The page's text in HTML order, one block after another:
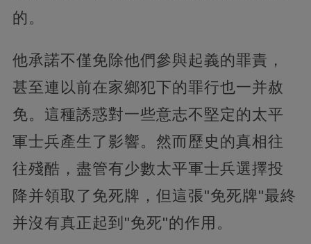
的。
他承諾不僅免除他們參與起義的罪責，
甚至連以前在家鄉犯下的罪行也一并赦
免。這種誘惑對一些意志不堅定的太平
軍士兵產生了影響。然而歷史的真相往
往殘酷，盡管有少數太平軍士兵選擇投
降并領取了免死牌，但這張"免死牌"最終
并沒有真正起到"免死"的作用。